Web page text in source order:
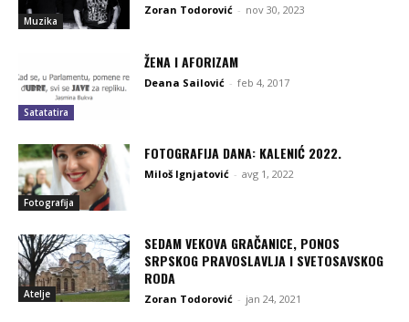
Muzika
Zoran Todorović - nov 30, 2023
Satatatira
ŽENA I AFORIZAM
Deana Sailović - feb 4, 2017
Fotografija
FOTOGRAFIJA DANA: KALENIĆ 2022.
Miloš Ignjatović - avg 1, 2022
Atelje
SEDAM VEKOVA GRAČANICE, PONOS
SRPSKOG PRAVOSLAVLJA I SVETOSAVSKOG
RODA
Zoran Todorović - jan 24, 2021